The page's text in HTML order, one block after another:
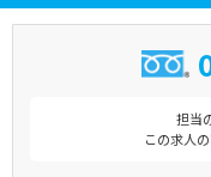
担当
この求人